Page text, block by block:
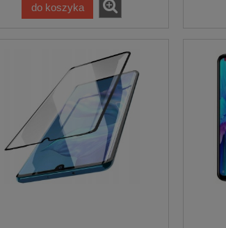
do koszyka